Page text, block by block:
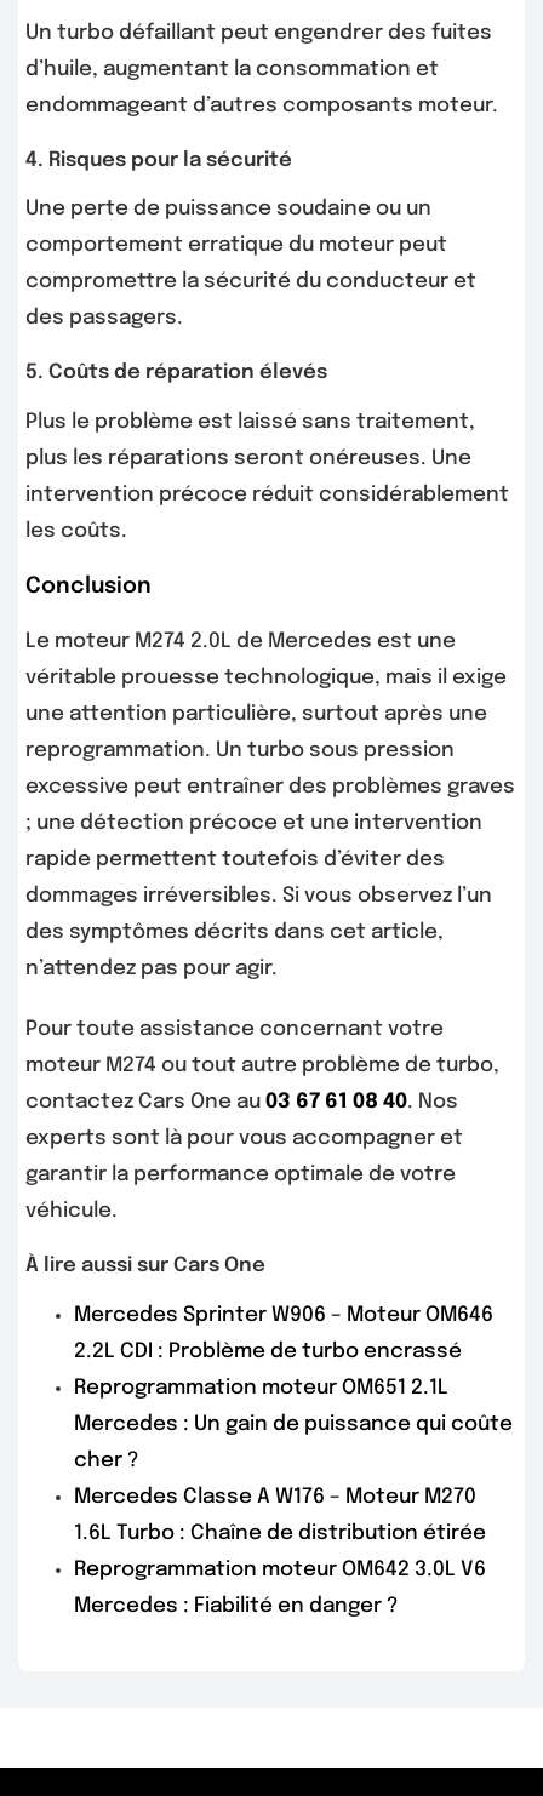
Un turbo défaillant peut engendrer des fuites
d’huile, augmentant la consommation et
endommageant d’autres composants moteur.
4. Risques pour la sécurité
Une perte de puissance soudaine ou un
comportement erratique du moteur peut
compromettre la sécurité du conducteur et
des passagers.
5. Coûts de réparation élevés
Plus le problème est laissé sans traitement,
plus les réparations seront onéreuses. Une
intervention précoce réduit considérablement
les coûts.
Conclusion
Le moteur M274 2.0L de Mercedes est une
véritable prouesse technologique, mais il exige
une attention particulière, surtout après une
reprogrammation. Un turbo sous pression
excessive peut entraîner des problèmes graves
; une détection précoce et une intervention
rapide permettent toutefois d’éviter des
dommages irréversibles. Si vous observez l’un
des symptômes décrits dans cet article,
n’attendez pas pour agir.
Pour toute assistance concernant votre
moteur M274 ou tout autre problème de turbo,
contactez Cars One au 03 67 61 08 40. Nos
experts sont là pour vous accompagner et
garantir la performance optimale de votre
véhicule.
À lire aussi sur Cars One
Mercedes Sprinter W906 – Moteur OM646
2.2L CDI : Problème de turbo encrassé
Reprogrammation moteur OM651 2.1L
Mercedes : Un gain de puissance qui coûte
cher ?
Mercedes Classe A W176 – Moteur M270
1.6L Turbo : Chaîne de distribution étirée
Reprogrammation moteur OM642 3.0L V6
Mercedes : Fiabilité en danger ?